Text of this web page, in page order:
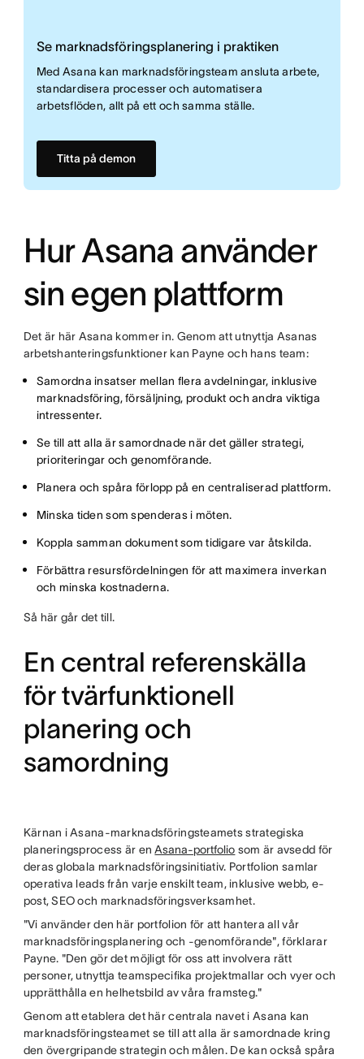
Se marknadsföringsplanering i praktiken
Med Asana kan marknadsföringsteam ansluta arbete,
standardisera processer och automatisera
arbetsflöden, allt på ett och samma ställe.
Titta på demon
Hur Asana använder
sin egen plattform
Det är här Asana kommer in. Genom att utnyttja Asanas
arbetshanteringsfunktioner kan Payne och hans team:
Samordna insatser mellan flera avdelningar, inklusive
marknadsföring, försäljning, produkt och andra viktiga
intressenter.
Se till att alla är samordnade när det gäller strategi,
prioriteringar och genomförande.
Planera och spåra förlopp på en centraliserad plattform.
Minska tiden som spenderas i möten.
Koppla samman dokument som tidigare var åtskilda.
Förbättra resursfördelningen för att maximera inverkan
och minska kostnaderna.
Så här går det till.
En central referenskälla
för tvärfunktionell
planering och
samordning
Kärnan i Asana-marknadsföringsteamets strategiska
planeringsprocess är enAsana-portfolio som är avsedd för
deras globala marknadsföringsinitiativ. Portfolion samlar
operativa leads från varje enskilt team, inklusive webb, e-
post, SEO och marknadsföringsverksamhet.
"Vi använder den här portfolion för att hantera all vår
marknadsföringsplanering och -genomförande", förklarar
Payne. "Den gör det möjligt för oss att involvera rätt
personer, utnyttja teamspecifika projektmallar och vyer och
upprätthålla en helhetsbild av våra framsteg."
Genom att etablera det här centrala navet i Asana kan
marknadsföringsteamet se till att alla är samordnade kring
den övergripande strategin och målen. De kan också spåra